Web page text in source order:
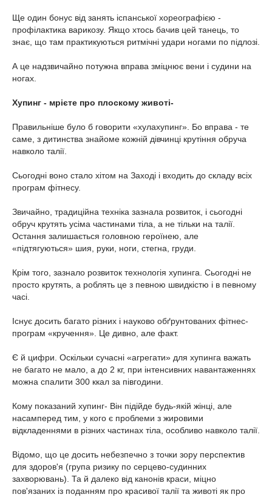
Ще один бонус від занять іспанської хореографією -
профілактика варикозу. Якщо хтось бачив цей танець, то
знає, що там практикуються ритмічні удари ногами по підлозі.
А це надзвичайно потужна вправа зміцнює вени і судини на
ногах.
Хупинг - мрієте про плоскому животі-
Правильніше було б говорити «хулахупинг». Бо вправа - те
саме, з дитинства знайоме кожній дівчинці крутіння обруча
навколо талії.
Сьогодні воно стало хітом на Заході і входить до складу всіх
програм фітнесу.
Звичайно, традиційна техніка зазнала розвиток, і сьогодні
обруч крутять усіма частинами тіла, а не тільки на талії.
Остання залишається головною героїнею, але
«підтягуються» шия, руки, ноги, стегна, груди.
Крім того, зазнало розвиток технологія хупинга. Сьогодні не
просто крутять, а роблять це з певною швидкістю і в певному
часі.
Існує досить багато різних і науково обґрунтованих фітнес-
програм «кручення». Це дивно, але факт.
Є й цифри. Оскільки сучасні «агрегати» для хупинга важать
не багато не мало, а до 2 кг, при інтенсивних навантаженнях
можна спалити 300 ккал за півгодини.
Кому показаний хупинг- Він підійде будь-якій жінці, але
насамперед тим, у кого є проблеми з жировими
відкладеннями в різних частинах тіла, особливо навколо талії.
Відомо, що це досить небезпечно з точки зору перспектив
для здоров'я (група ризику по серцево-судинних
захворювань). Та й далеко від канонів краси, міцно
пов'язаних із поданням про красивої талії та животі як про